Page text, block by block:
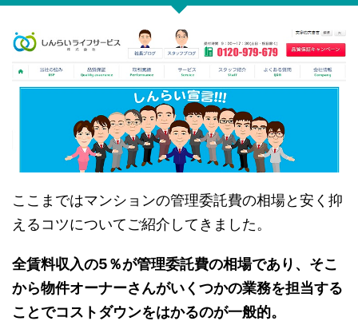
ここまではマンションの管理委託費の相場と安く抑
えるコツについてご紹介してきました。
全賃料収入の5％が管理委託費の相場であり、そこ
から物件オーナーさんがいくつかの業務を担当する
ことでコストダウンをはかるのが一般的。